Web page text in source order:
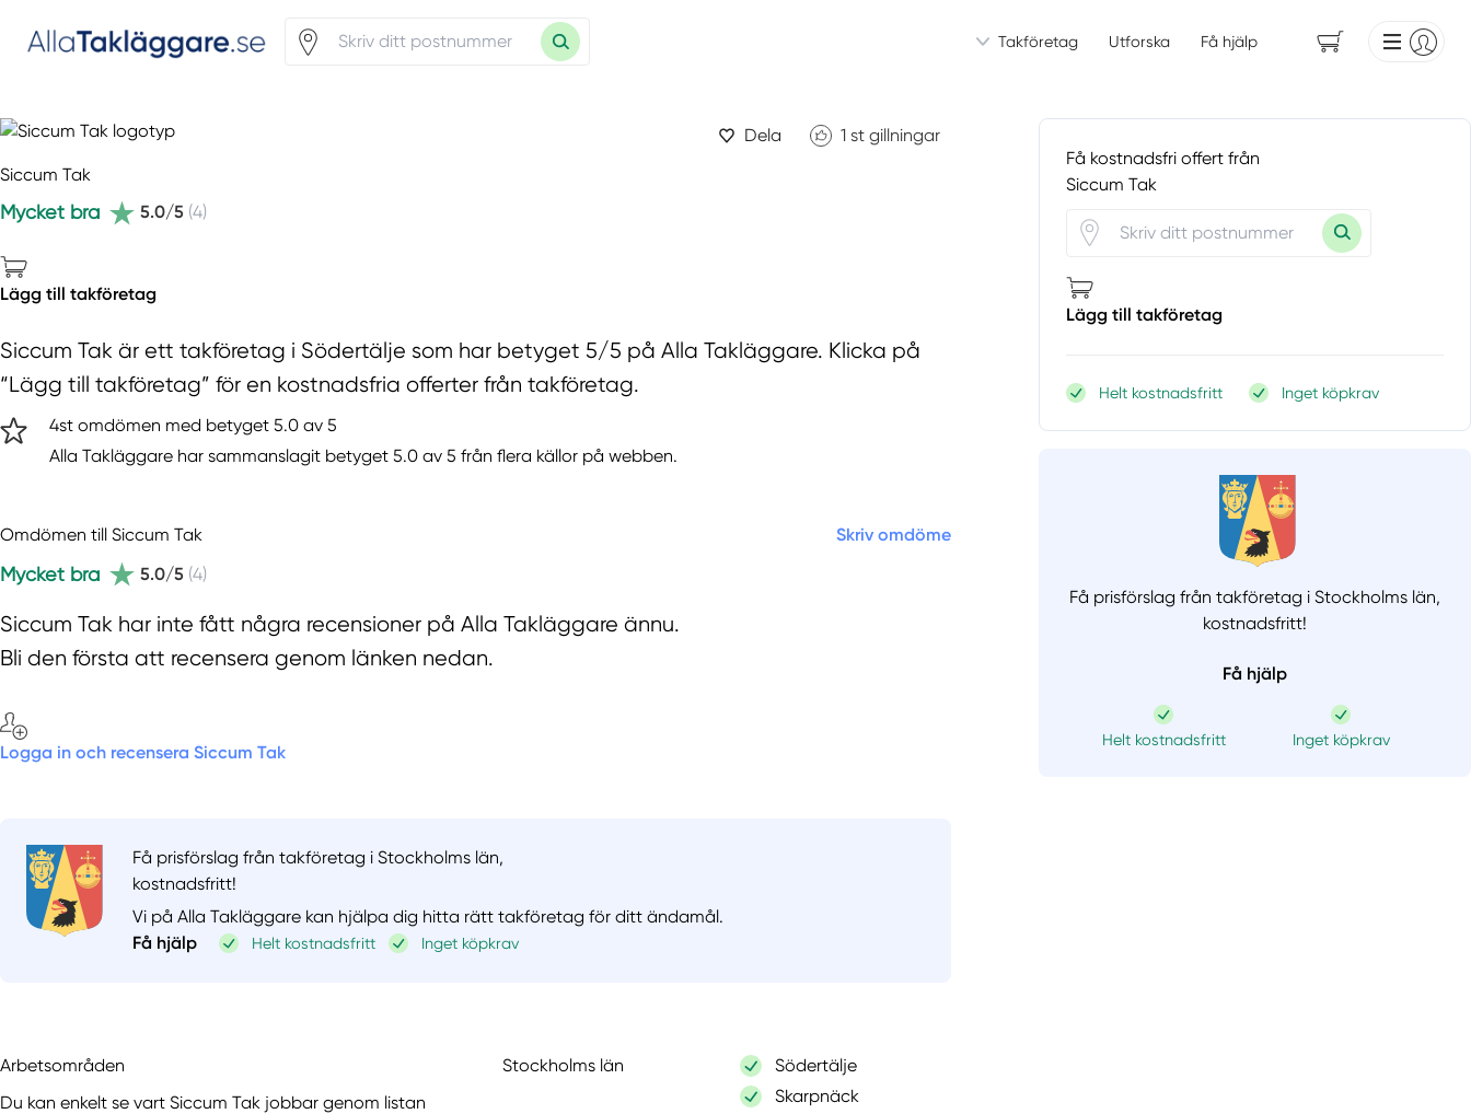
Takföretag Utforska Få hjälp
Dela 1 st gillningar
Siccum Tak
Mycket bra 5.0/5 (4)
Lägg till takföretag
Siccum Tak är ett takföretag i Södertälje som har betyget 5/5 på Alla Takläggare. Klicka på
“Lägg till takföretag” för en kostnadsfria offerter från takföretag.
4st omdömen med betyget 5.0 av 5
Alla Takläggare har sammanslagit betyget 5.0 av 5 från flera källor på webben.
Omdömen till Siccum Tak
Mycket bra 5.0/5 (4)
Skriv omdöme
Siccum Tak har inte fått några recensioner på Alla Takläggare ännu.
Bli den första att recensera genom länken nedan.
Logga in och recensera Siccum Tak
Få prisförslag från takföretag i Stockholms län,
kostnadsfritt!
Vi på Alla Takläggare kan hjälpa dig hitta rätt takföretag för ditt ändamål.
Få hjälp
Helt kostnadsfritt Inget köpkrav
Arbetsområden
Du kan enkelt se vart Siccum Tak jobbar genom listan
Stockholms län
Södertälje
Skarpnäck
Få kostnadsfri offert från
Siccum Tak
Lägg till takföretag
Helt kostnadsfritt Inget köpkrav
Få prisförslag från takföretag i Stockholms län,
kostnadsfritt!
Få hjälp
Helt kostnadsfritt Inget köpkrav